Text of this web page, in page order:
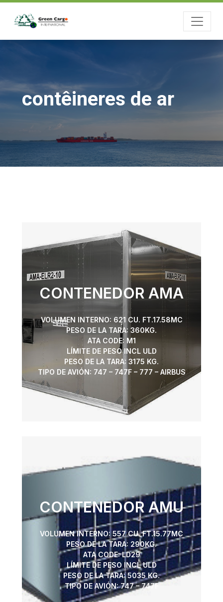
contêineres de ar
CONTENEDOR AMA
VOLUMEN INTERNO: 621 CU. FT.17.58MC
PESO DE LA TARA: 360KG.
ATA CODE: M1
LÍMITE DE PESO INCL ULD
PESO DE LA TARA: 3175 KG.
TIPO DE AVIÓN: 747 – 747F – 777 – AIRBUS
CONTENEDOR AMU
VOLUMEN INTERNO: 557 CU. FT.15.77MC
PESO DE LA TARA: 290KG.
ATA CODE: LD29
LÍMITE DE PESO INCL ULD
PESO DE LA TARA: 5035 KG.
TIPO DE AVIÓN: 747 – 747F